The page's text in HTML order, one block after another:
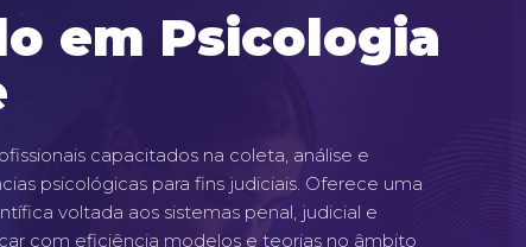
em Psicologia
capacitados na coleta, análise e
psicológicas para fins judiciais. Oferece uma
voltada aos sistemas penal, judicial e
com eficiência modelos e teorias no âmbito